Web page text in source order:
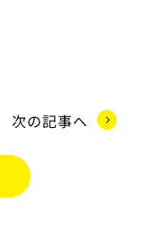
次の記事へ